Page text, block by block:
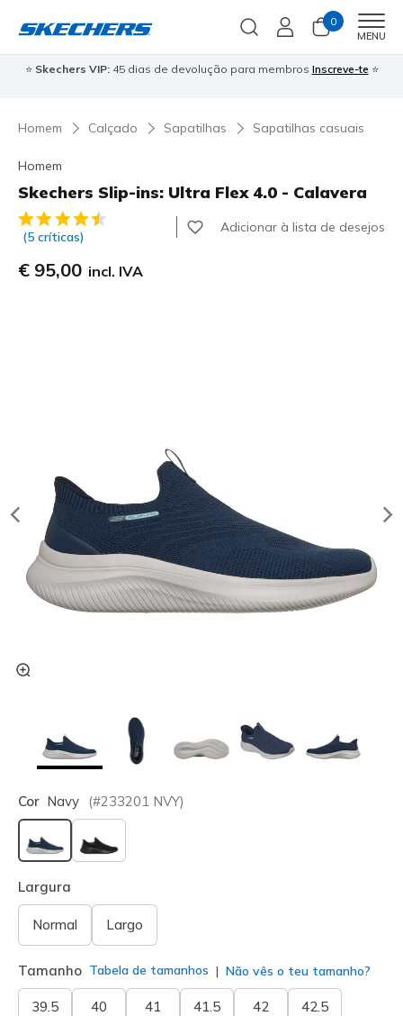
0
MENU
⭐ Skechers VIP:45 dias de devolução para membros Inscreve-te ⭐
Homem Calçado Sapatilhas Sapatilhas casuais
Homem
Skechers Slip-ins: Ultra Flex 4.0 - Calavera
5 de 5 – Classificação do cliente
(5 críticas)
Adicionar à lista de desejos
€ 95,00 incl. IVA
Cor Navy (#233201 NVY)
selecionado
Largura
Normal Largo
Tamanho Tabela de tamanhos Não vês o teu tamanho?
39.5 40 41 41.5 42 42.5